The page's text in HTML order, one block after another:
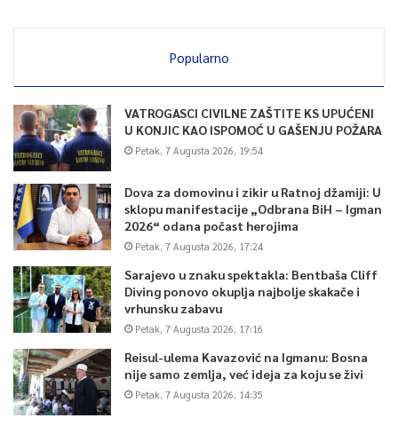
Popularno
VATROGASCI CIVILNE ZAŠTITE KS UPUĆENI
U KONJIC KAO ISPOMOĆ U GAŠENJU POŽARA
Petak, 7 Augusta 2026, 19:54
Dova za domovinu i zikir u Ratnoj džamiji: U
sklopu manifestacije „Odbrana BiH – Igman
2026“ odana počast herojima
Petak, 7 Augusta 2026, 17:24
Sarajevo u znaku spektakla: Bentbaša Cliff
Diving ponovo okuplja najbolje skakače i
vrhunsku zabavu
Petak, 7 Augusta 2026, 17:16
Reisul-ulema Kavazović na Igmanu: Bosna
nije samo zemlja, već ideja za koju se živi
Petak, 7 Augusta 2026, 14:35